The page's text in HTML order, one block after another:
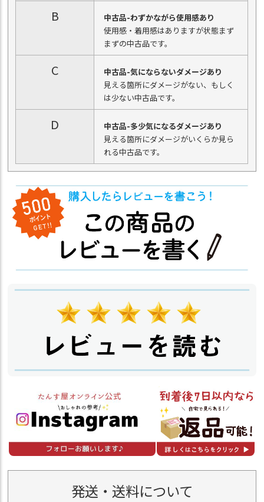
B
中古品-わずかながら使用感あり
使用感・着用感はありますが状態まず
まずの中古品です。
C
中古品-気にならないダメージあり
見える箇所にダメージがない、もしく
は少ない中古品です。
D
中古品-多少気になるダメージあり
見える箇所にダメージがいくらか見ら
れる中古品です。
発送・送料について